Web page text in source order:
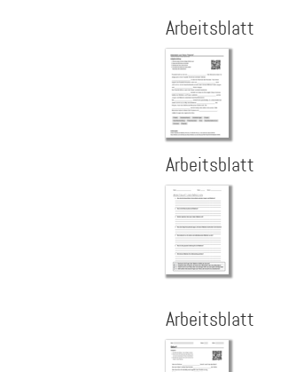
Arbeitsblatt
Arbeitsblatt
Arbeitsblatt